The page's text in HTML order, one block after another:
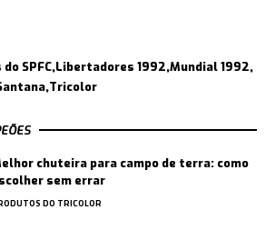
SPFC Libertadores 1992 Mundial 1992
Tricolor
chuteira para campo de terra: como
sem errar
DO TRICOLOR